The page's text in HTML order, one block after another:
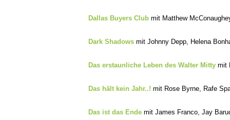
Dallas Buyers Club mit Matthew
Dark Shadows mit Johnny Depp, Helena
Das erstaunliche Leben des Walter Mitty mit
Das hält kein Jahr..! mit Rose Byrne, Rafe
Das ist das Ende mit James Franco, Jay